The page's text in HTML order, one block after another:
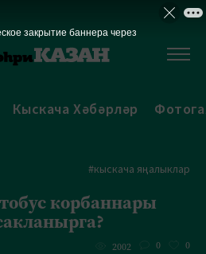
Кыскача Хәбәрләр
#кыскача яңалыклар
корбаннары
2002 0 0
закрытие баннера через